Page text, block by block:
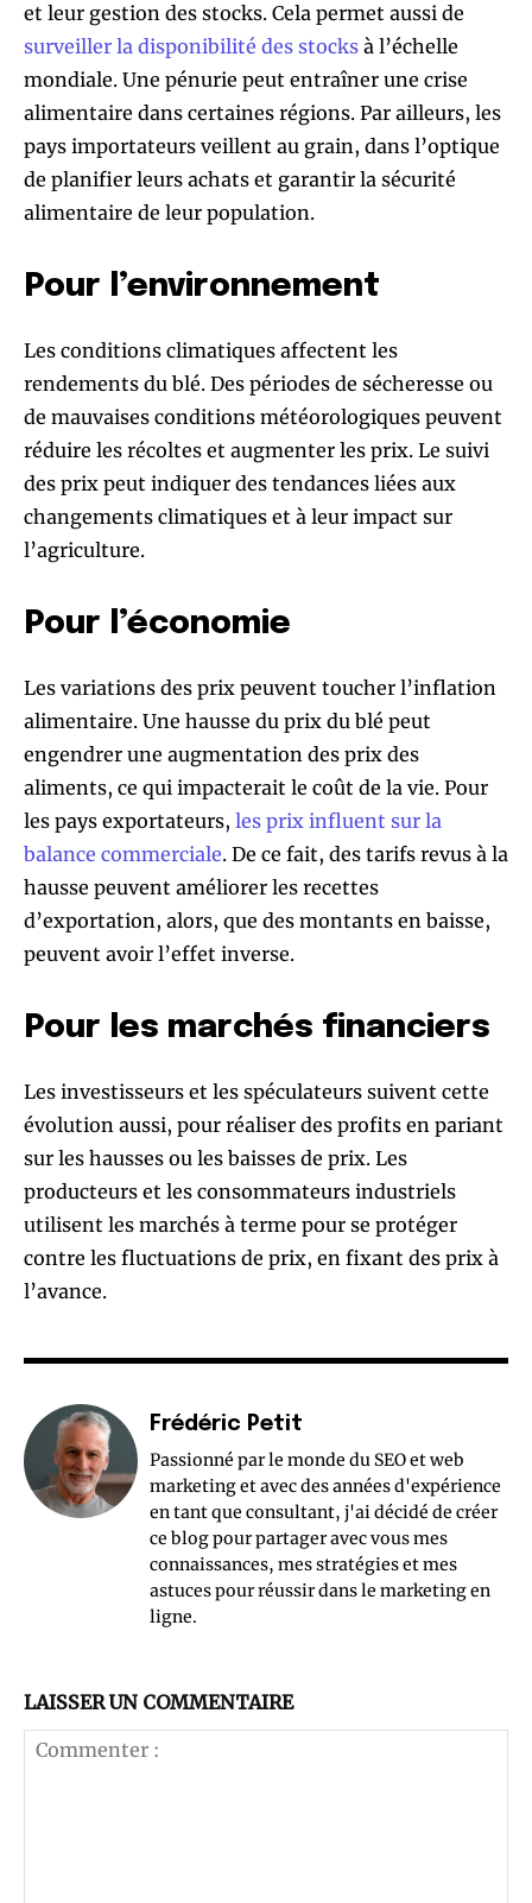
et leur gestion des stocks. Cela permet aussi de
surveiller la disponibilité des stocks à l’échelle
mondiale. Une pénurie peut entraîner une crise
alimentaire dans certaines régions. Par ailleurs, les
pays importateurs veillent au grain, dans l’optique
de planifier leurs achats et garantir la sécurité
alimentaire de leur population.
Pour l’environnement
Les conditions climatiques affectent les
rendements du blé. Des périodes de sécheresse ou
de mauvaises conditions météorologiques peuvent
réduire les récoltes et augmenter les prix. Le suivi
des prix peut indiquer des tendances liées aux
changements climatiques et à leur impact sur
l’agriculture.
Pour l’économie
Les variations des prix peuvent toucher l’inflation
alimentaire. Une hausse du prix du blé peut
engendrer une augmentation des prix des
aliments, ce qui impacterait le coût de la vie. Pour
les pays exportateurs, les prix influent sur la
balance commerciale. De ce fait, des tarifs revus à la
hausse peuvent améliorer les recettes
d’exportation, alors, que des montants en baisse,
peuvent avoir l’effet inverse.
Pour les marchés financiers
Les investisseurs et les spéculateurs suivent cette
évolution aussi, pour réaliser des profits en pariant
sur les hausses ou les baisses de prix. Les
producteurs et les consommateurs industriels
utilisent les marchés à terme pour se protéger
contre les fluctuations de prix, en fixant des prix à
l’avance.
Frédéric Petit
Passionné par le monde du SEO et web
marketing et avec des années d'expérience
en tant que consultant, j'ai décidé de créer
ce blog pour partager avec vous mes
connaissances, mes stratégies et mes
astuces pour réussir dans le marketing en
ligne.
LAISSER UN COMMENTAIRE